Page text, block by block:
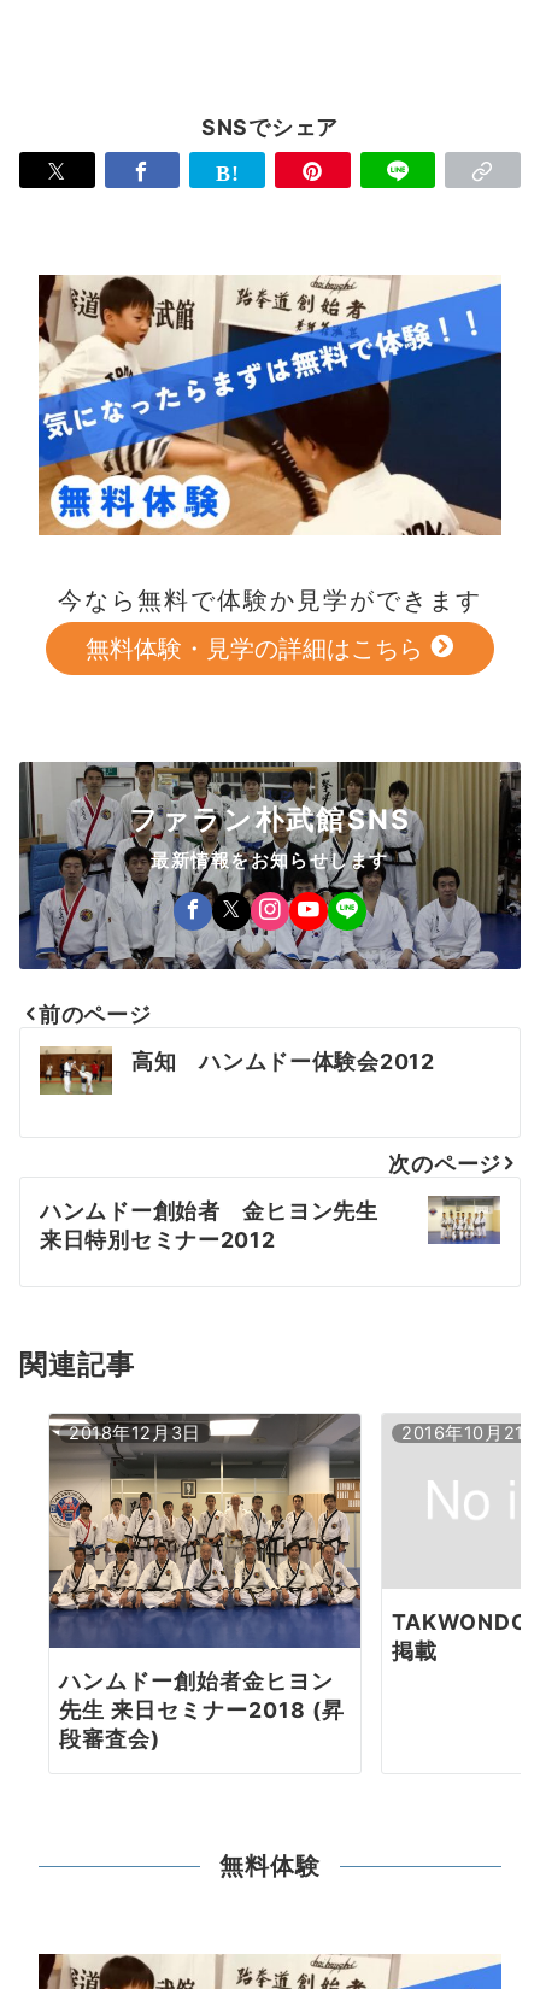
SNSでシェア
今なら無料で体験か見学ができます
無料体験・見学の詳細はこちら
ファラン朴武館SNS
最新情報をお知らせします
投
稿
ナ
ビ
ゲ
ョ
ン
前のページ
高知 ハンムドー体験会2012
次のページ
ハンムドー創始者 金ヒヨン先生
来日特別セミナー2012
関連記事
2018年12月3日
ハンムドー創始者金ヒヨン
先生 来日セミナー2018 (昇
段審査会)
2016年10月21
掲載
無料体験